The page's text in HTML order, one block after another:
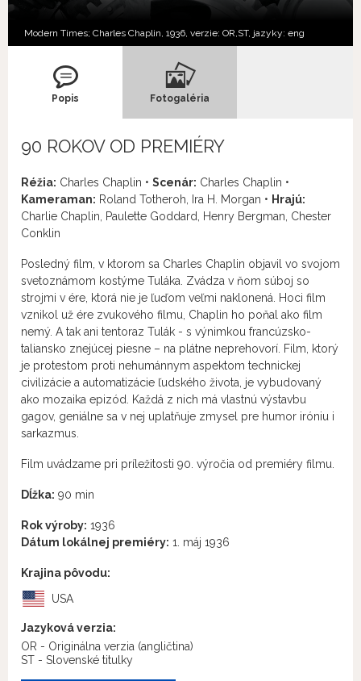
Modern Times; Charles Chaplin, 1936, verzie: OR, ST, jazyky: eng
Popis Fotogaléria
90 ROKOV OD PREMIÉRY
Réžia: Charles Chaplin • Scenár: Charles Chaplin •
Kameraman: Roland Totheroh, Ira H. Morgan • Hrajú:
Charlie Chaplin, Paulette Goddard, Henry Bergman, Chester
Conklin
Posledný film, v ktorom sa Charles Chaplin objavil vo svojom
svetoznámom kostýme Tuláka. Zvádza v ňom súboj so
strojmi v ére, ktorá nie je ľuďom veľmi naklonená. Hoci film
vznikol už ére zvukového filmu, Chaplin ho poňal ako film
nemý. A tak ani tentoraz Tulák - s výnimkou francúzsko-
taliansko znejúcej piesne – na plátne neprehovorí. Film, ktorý
je protestom proti nehumánnym aspektom technickej
civilizácie a automatizácie ľudského života, je vybudovaný
ako mozaika epizód. Každá z nich má vlastnú výstavbu
gagov, geniálne sa v nej uplatňuje zmysel pre humor iróniu i
sarkazmus.
Film uvádzame pri príležitosti 90. výročia od premiéry filmu.
Dĺžka: 90 min
Rok výroby: 1936
Dátum lokálnej premiéry: 1. máj 1936
Krajina pôvodu:
USA
Jazyková verzia:
OR - Originálna verzia (angličtina)
ST - Slovenské titulky